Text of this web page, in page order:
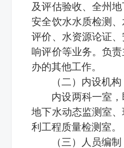
及评估验收、全州
安全饮水水质检测
评价、水资源论证
响评价等业务。负
办的其他工作。
（二）内设机构
内设两科一室，
地下水动态监测室
利工程质量检测室。
（三）人员编制